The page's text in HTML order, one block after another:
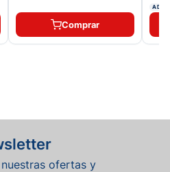
Comprar
ADDI
ofertas y